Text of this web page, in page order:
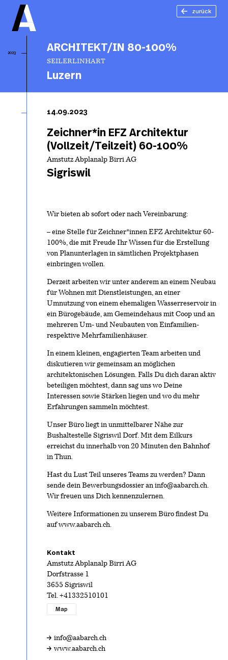
zurück
2023 ARCHITEKT/IN 80-100%
SEILERLINHART
Luzern
14.09.2023
Zeichner*in EFZ Architektur
(Vollzeit/Teilzeit) 60-100%
Amstutz Abplanalp Birri AG
Sigriswil
Wir bieten ab sofort oder nach Vereinbarung:
– eine Stelle für Zeichner*innen EFZ Architektur 60-
100%, die mit Freude Ihr Wissen für die Erstellung
von Planunterlagen in sämtlichen Projektphasen
einbringen wollen.
Derzeit arbeiten wir unter anderem an einem Neubau
für Wohnen mit Dienstleistungen, an einer
Umnutzung von einem ehemaligen Wasserreservoir in
ein Bürogebäude, am Gemeindehaus mit Coop und an
mehreren Um- und Neubauten von Einfamilien-
respektive Mehrfamilienhäuser.
In einem kleinen, engagierten Team arbeiten und
diskutieren wir gemeinsam an möglichen
architektonischen Lösungen. Falls Du dich daran aktiv
beteiligen möchtest, dann sag uns wo Deine
Interessen sowie Stärken liegen und wo du mehr
Erfahrungen sammeln möchtest.
Unser Büro liegt in unmittelbarer Nähe zur
Bushaltestelle Sigriswil Dorf. Mit dem Eilkurs
erreichst du innerhalb von 20 Minuten den Bahnhof
in Thun.
Hast du Lust Teil unseres Teams zu werden? Dann
sende dein Bewerbungsdossier an info@aabarch.ch.
Wir freuen uns Dich kennenzulernen.
Weitere Informationen zu unserem Büro findest Du
aufwww.aabarch.ch.
Kontakt
Amstutz Abplanalp Birri AG
Dorfstrasse 1
3655 Sigriswil
Tel. +41332510101
Map
info@aabarch.ch
www.aabarch.ch